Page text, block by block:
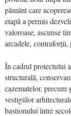
pământ care
etapă a permis
valoroase, ascunse
arcadele, contraforții,
În cadrul proiectului
structurală,
cazematelor, precum
vestigiilor
bastionului între